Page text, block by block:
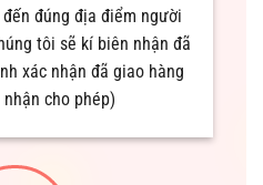
đúng địa điểm người
tôi sẽ kí biên nhận đã
xác nhận đã giao hàng
cho phép)